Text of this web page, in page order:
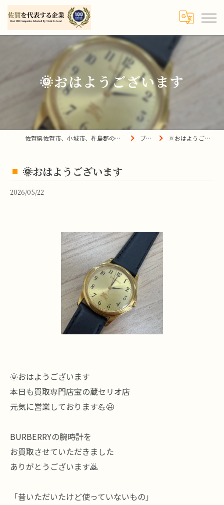
🌞おはようございます
佐賀県佐賀市、小城市、杵島郡の買取は宝の蔵へ ブログ 🌞おはようございます
🌞おはようございます
2026/05/22
🌞おはようございます
本日も買取専門店宝の蔵セリオ店
元気に営業しております💪😃
BURBERRYの腕時計を
お買取させていただきました
ありがとうございます🙇
「昔いただいたけど使っていないもの」